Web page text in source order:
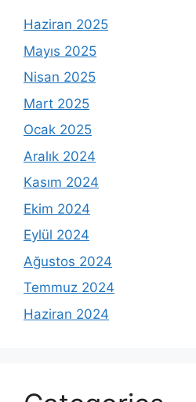
Haziran 2025
Mayıs 2025
Nisan 2025
Mart 2025
Ocak 2025
Aralık 2024
Kasım 2024
Ekim 2024
Eylül 2024
Ağustos 2024
Temmuz 2024
Haziran 2024